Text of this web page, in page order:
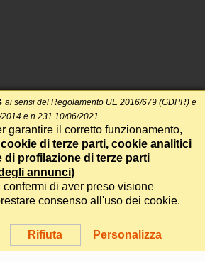
S.r.l. • P.IVA 14478081004 • Testata
Tribunale di Roma del 14/12/2017
Powered byItala
Rifiuta Personalizza
ai sensi del Regolamento UE 2016/679 (GDPR) e
e n.231 10/06/2021
garantire il corretto funzionamento,
di terze parti, cookie analitici
di profilazione di terze parti
annunci)
confermi di aver preso visione
consenso all'uso dei cookie.